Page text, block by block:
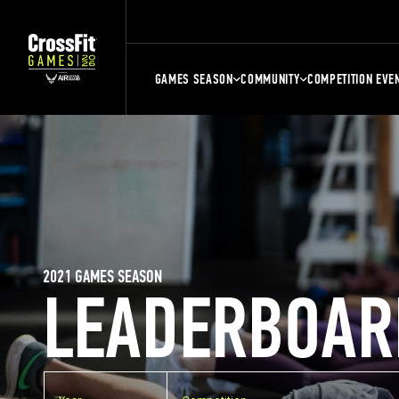
GAMES SEASON COMMUNITY COMPETITION
2021 GAMES SEASON